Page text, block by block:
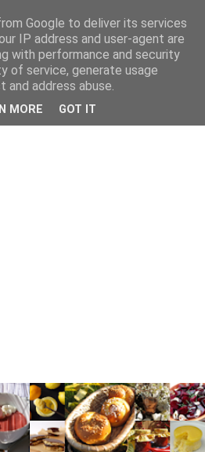
Google to deliver its services
IP address and user-agent are
with performance and security
of service, generate usage
address abuse.
MORE GOT IT